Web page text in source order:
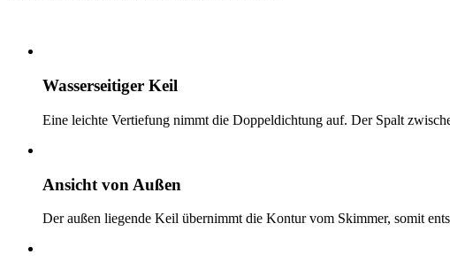
Wasserseitiger Keil
Eine leichte Vertiefung nimmt die Doppeldichtung auf. Der Spalt
Ansicht von Außen
Der außen liegende Keil übernimmt die Kontur vom Skimmer, somit